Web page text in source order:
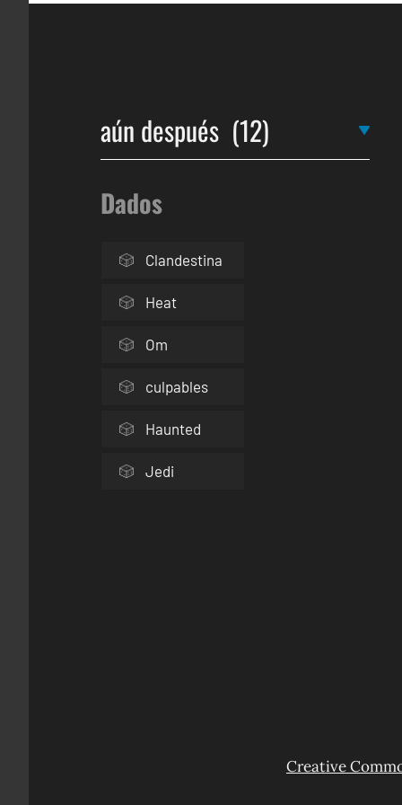
Dados
Clandestina
Heat
Om
culpables
Haunted
Jedi
Creative